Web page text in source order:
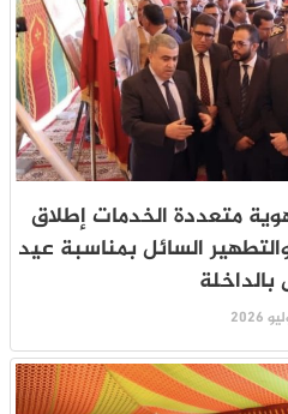
متعددة الخدمات إطلاق
السائل بمناسبة عيد